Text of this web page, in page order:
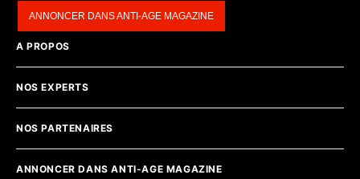
ANNONCER DANS ANTI-AGE MAGAZINE
A PROPOS
NOS EXPERTS
NOS PARTENAIRES
ANNONCER DANS ANTI-AGE MAGAZINE